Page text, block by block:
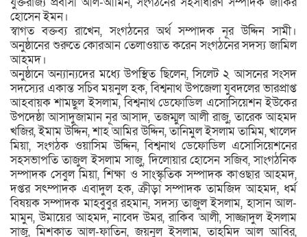
হোসেন ইমন।
স্বাগত বক্তব্য রাখেন, সংগঠনের অর্থ সম্পাদক নূর উদ্দিন সামী।
অনুষ্ঠানের শুরুতে কোরআন তেলাওয়াত করেন সংগঠনের সদস্য জামিল
আহমদ।
অনুষ্ঠানে অন্যান্যদের মধ্যে উপস্থিত ছিলেন, সিলেট ২ আসনের সংসদ
সদস্যের একান্ত সচিব ময়নুল হক, বিশ্বনাথ উপজেলা যুবদলের ভারপ্রাপ্ত
আহবায়ক শামছুল ইসলাম, বিশ্বনাথ ডেফোডিল এসোসিয়েশন ইউকের
উপদেষ্ঠা আসাদুজামান নূর আসাদ, তজম্মুল আলী রাজু, তারেক আহমদ
খজির, ইমাম উদ্দিন, শাহ আমির উদ্দিন, তানিমুল ইসলাম তামিম, খালেদ
মিয়া, সংগঠক ওয়াসিম উদ্দিন, বিশ্বনাথ ডেফোডিল এসোসিয়েশনের
সহসভাপতি তাজুল ইসলাম সাজু, দিলোয়ার হোসেন সজিব, সাংগঠনিক
সম্পাদক সেবুল মিয়া, শিক্ষা ও সাংস্কৃতিক সম্পাদক কাওছার আহমদ,
দপ্তর সৎম্পাদক এবাদুল হক, ক্রীড়া সম্পাদক তামজিদ আহমদ, ধর্ম
বিষয়ক সম্পাদক মাহবুবুর রহমান, সদস্য তাজুল ইসলাম, হাসান আল-
মামুন, উমায়ের আহমদ, নাবেদ উমর, রাকিব আলী, সাজ্জাদুল ইসলাম
সাজু, মিশকাত আল-ফাতিন, জয়নুল ইসলাম, তাহমিদ আল আবির,